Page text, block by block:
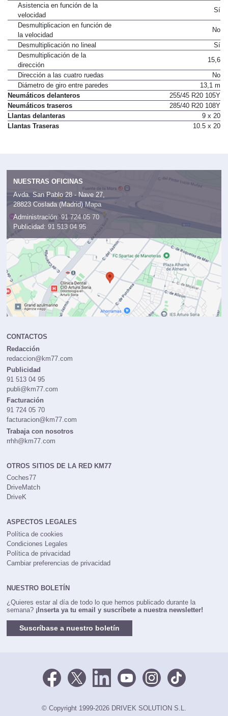
Asistencia en función de la
velocidad
Sí
Desmultiplicacion en función de
la velocidad
No
Desmultiplicación no lineal
Sí
Desmultiplicación de la
dirección
15,6
Dirección a las cuatro ruedas
No
Diámetro de giro entre paredes
13,1 m
Neumáticos delanteros
255/45 R20 105Y
Neumáticos traseros
285/40 R20 108Y
Llantas delanteras
9 x 20
Llantas Traseras
10.5 x 20
NUESTRAS OFICINAS
Avda. San Pablo 28 - Nave 27,
28823 Coslada (Madrid) Mapa
Administración: 91 724 05 70
Publicidad: 91 513 04 95
CONTACTOS
Redacción
redaccion@km77.com
Publicidad
91 513 04 95
publi@km77.com
Facturación
91 724 05 70
facturacion@km77.com
Trabaja con nosotros
rrhh@km77.com
OTROS SITIOS DE LA RED KM77
Coches77
DriveMatch
DriveK
ASPECTOS LEGALES
Política de cookies
Condiciones Legales
Política de privacidad
Cambiar preferencias de privacidad
NUESTRO BOLETÍN
¿Quieres estar al día de todo lo que hemos publicado durante la
semana? ¡Inserta ya tu email y suscríbete a nuestra newsletter!
Suscríbase a nuestro boletín
© Copyright 1999-2026 DRIVEK SOLUTION S.L.